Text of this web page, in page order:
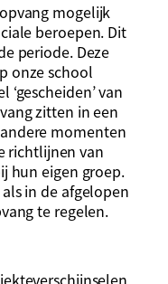
mogelijk
beroepen. Dit
periode. Deze
onze school
van
zitten in een
momenten
richtlijnen van
hun eigen groep.
in de afgelopen
te regelen.